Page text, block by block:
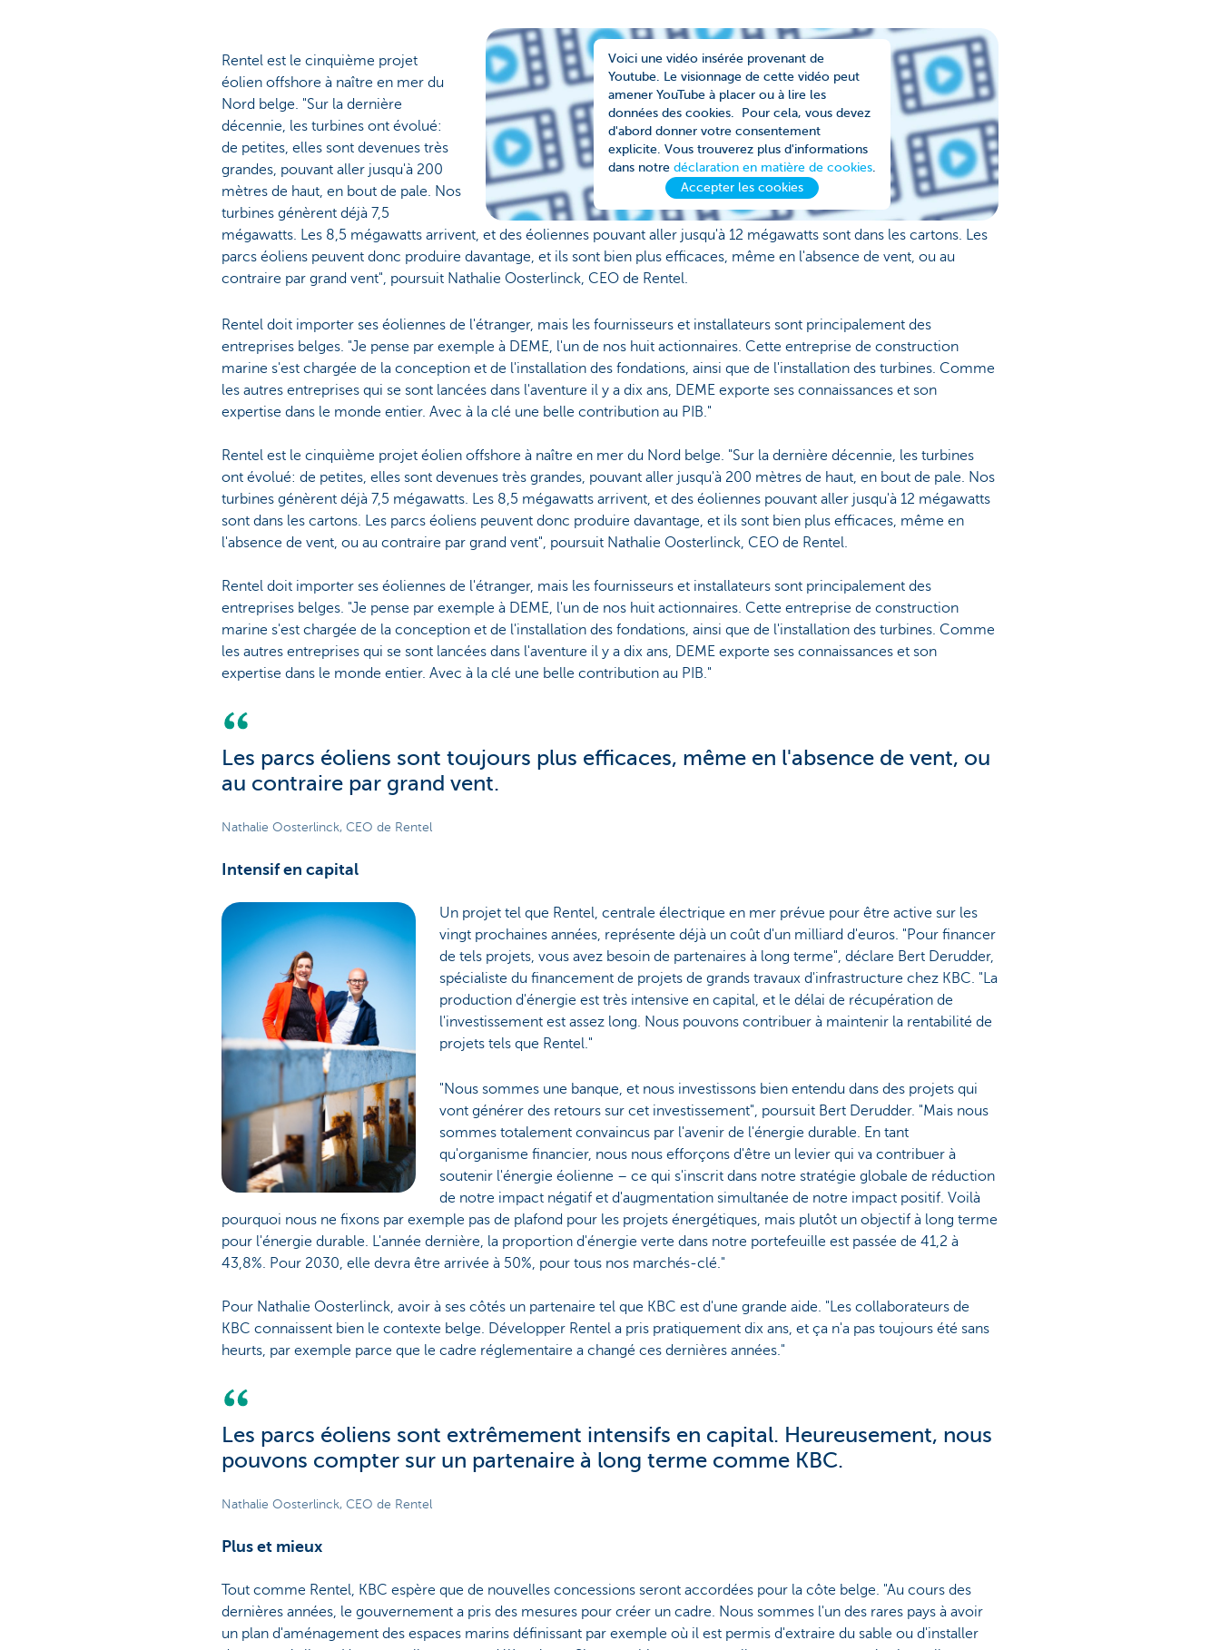
Voici une vidéo insérée provenant de
Youtube. Le visionnage de cette vidéo peut
amener YouTube à placer ou à lire les
données des cookies. Pour cela, vous devez
d'abord donner votre consentement
explicite. Vous trouverez plus d'informations
dans notredéclaration en matière de cookies.
Accepter les cookies
Rentel est le cinquième projet
éolien offshore à naître en mer du
Nord belge. "Sur la dernière
décennie, les turbines ont évolué:
de petites, elles sont devenues très
grandes, pouvant aller jusqu'à 200
mètres de haut, en bout de pale. Nos
turbines génèrent déjà 7,5
mégawatts. Les 8,5 mégawatts arrivent, et des éoliennes pouvant aller jusqu'à 12 mégawatts sont dans les cartons. Les
parcs éoliens peuvent donc produire davantage, et ils sont bien plus efficaces, même en l'absence de vent, ou au
contraire par grand vent", poursuit Nathalie Oosterlinck, CEO de Rentel.
Rentel doit importer ses éoliennes de l'étranger, mais les fournisseurs et installateurs sont principalement des
entreprises belges. "Je pense par exemple à DEME, l'un de nos huit actionnaires. Cette entreprise de construction
marine s'est chargée de la conception et de l'installation des fondations, ainsi que de l'installation des turbines. Comme
les autres entreprises qui se sont lancées dans l'aventure il y a dix ans, DEME exporte ses connaissances et son
expertise dans le monde entier. Avec à la clé une belle contribution au PIB."
Rentel est le cinquième projet éolien offshore à naître en mer du Nord belge. "Sur la dernière décennie, les turbines
ont évolué: de petites, elles sont devenues très grandes, pouvant aller jusqu'à 200 mètres de haut, en bout de pale. Nos
turbines génèrent déjà 7,5 mégawatts. Les 8,5 mégawatts arrivent, et des éoliennes pouvant aller jusqu'à 12 mégawatts
sont dans les cartons. Les parcs éoliens peuvent donc produire davantage, et ils sont bien plus efficaces, même en
l'absence de vent, ou au contraire par grand vent", poursuit Nathalie Oosterlinck, CEO de Rentel.
Rentel doit importer ses éoliennes de l'étranger, mais les fournisseurs et installateurs sont principalement des
entreprises belges. "Je pense par exemple à DEME, l'un de nos huit actionnaires. Cette entreprise de construction
marine s'est chargée de la conception et de l'installation des fondations, ainsi que de l'installation des turbines. Comme
les autres entreprises qui se sont lancées dans l'aventure il y a dix ans, DEME exporte ses connaissances et son
expertise dans le monde entier. Avec à la clé une belle contribution au PIB."
Les parcs éoliens sont toujours plus efficaces, même en l'absence de vent, ou
au contraire par grand vent.
Nathalie Oosterlinck, CEO de Rentel
Intensif en capital
Un projet tel que Rentel, centrale électrique en mer prévue pour être active sur les
vingt prochaines années, représente déjà un coût d'un milliard d'euros. "Pour financer
de tels projets, vous avez besoin de partenaires à long terme", déclare Bert Derudder,
spécialiste du financement de projets de grands travaux d'infrastructure chez KBC. "La
production d'énergie est très intensive en capital, et le délai de récupération de
l'investissement est assez long. Nous pouvons contribuer à maintenir la rentabilité de
projets tels que Rentel."
"Nous sommes une banque, et nous investissons bien entendu dans des projets qui
vont générer des retours sur cet investissement", poursuit Bert Derudder. "Mais nous
sommes totalement convaincus par l'avenir de l'énergie durable. En tant
qu'organisme financier, nous nous efforçons d'être un levier qui va contribuer à
soutenir l'énergie éolienne – ce qui s'inscrit dans notre stratégie globale de réduction
de notre impact négatif et d'augmentation simultanée de notre impact positif. Voilà
pourquoi nous ne fixons par exemple pas de plafond pour les projets énergétiques, mais plutôt un objectif à long terme
pour l'énergie durable. L'année dernière, la proportion d'énergie verte dans notre portefeuille est passée de 41,2 à
43,8%. Pour 2030, elle devra être arrivée à 50%, pour tous nos marchés-clé."
Pour Nathalie Oosterlinck, avoir à ses côtés un partenaire tel que KBC est d'une grande aide. "Les collaborateurs de
KBC connaissent bien le contexte belge. Développer Rentel a pris pratiquement dix ans, et ça n'a pas toujours été sans
heurts, par exemple parce que le cadre réglementaire a changé ces dernières années."
Les parcs éoliens sont extrêmement intensifs en capital. Heureusement, nous
pouvons compter sur un partenaire à long terme comme KBC.
Nathalie Oosterlinck, CEO de Rentel
Plus et mieux
Tout comme Rentel, KBC espère que de nouvelles concessions seront accordées pour la côte belge. "Au cours des
dernières années, le gouvernement a pris des mesures pour créer un cadre. Nous sommes l'un des rares pays à avoir
un plan d'aménagement des espaces marins définissant par exemple où il est permis d'extraire du sable ou d'installer